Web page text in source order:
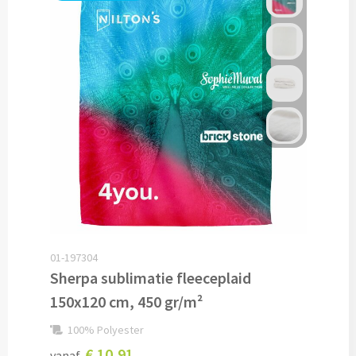
Veiligheidshesjes bedrukken
Veiligheidshesjes kinderen bedrukken
Alle auto artikelen
Fiets artikelen
Zadelhoesjes bedrukken
Fietslampjes bedrukken
Fietsbellen bedrukken
Fietstassen bedrukken
Lampjes & Reflectoren bedrukken
01-197304
Sherpa sublimatie fleeceplaid
150x120 cm, 450 gr/m²
100% Polyester